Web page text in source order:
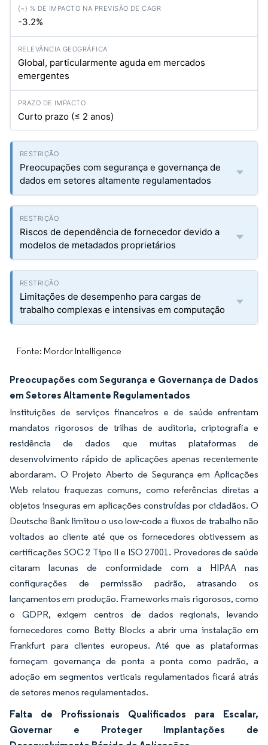
-3.2%
Global, particularmente aguda em mercados
emergentes
Curto prazo (≤ 2 anos)
Preocupações com segurança e governança de
dados em setores altamente regulamentados
Riscos de dependência de fornecedor devido a
modelos de metadados proprietários
Limitações de desempenho para cargas de
trabalho complexas e intensivas em computação
Fonte: Mordor Intelligence
Preocupações com Segurança e Governança de Dados
em Setores Altamente Regulamentados
Instituições de serviços financeiros e de saúde enfrentam
mandatos rigorosos de trilhas de auditoria, criptografia e
residência de dados que muitas plataformas de
desenvolvimento rápido de aplicações apenas recentemente
abordaram. O Projeto Aberto de Segurança em Aplicações
Web relatou fraquezas comuns, como referências diretas a
objetos inseguras em aplicações construídas por cidadãos. O
Deutsche Bank limitou o uso low-code a fluxos de trabalho não
voltados ao cliente até que os fornecedores obtivessem as
certificações SOC 2 Tipo II e ISO 27001. Provedores de saúde
citaram lacunas de conformidade com a HIPAA nas
configurações de permissão padrão, atrasando os
lançamentos em produção. Frameworks mais rigorosos, como
o GDPR, exigem centros de dados regionais, levando
fornecedores como Betty Blocks a abrir uma instalação em
Frankfurt para clientes europeus. Até que as plataformas
forneçam governança de ponta a ponta como padrão, a
adoção em segmentos verticais regulamentados ficará atrás
de setores menos regulamentados.
Falta de Profissionais Qualificados para Escalar,
Governar e Proteger Implantações de